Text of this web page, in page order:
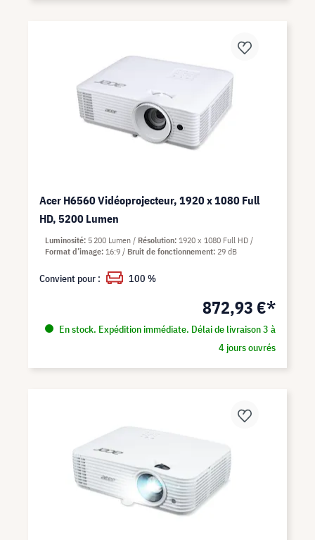
Acer H6560 Vidéoprojecteur, 1920 x 1080 Full
HD, 5200 Lumen
872,93 €*
En stock. Expédition immédiate. Délai de livraison 3 à
4 jours ouvrés
Luminosité 5 200 Lumen Résolution 1920 x 1080 Full HD
Format d’image 16:9 Bruit de fonctionnement 29 dB
Convient pour : 100 %